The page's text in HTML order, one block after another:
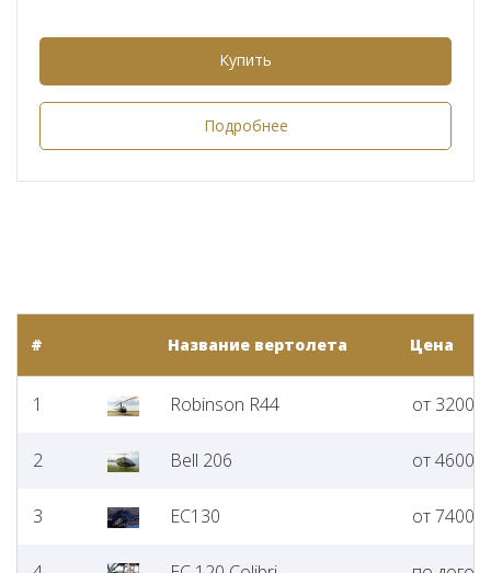
Купить
Подробнее
# Название вертолета Цена
1 Robinson R44 от 32000
2 Bell 206 от 46000
3 EC130 от 74000